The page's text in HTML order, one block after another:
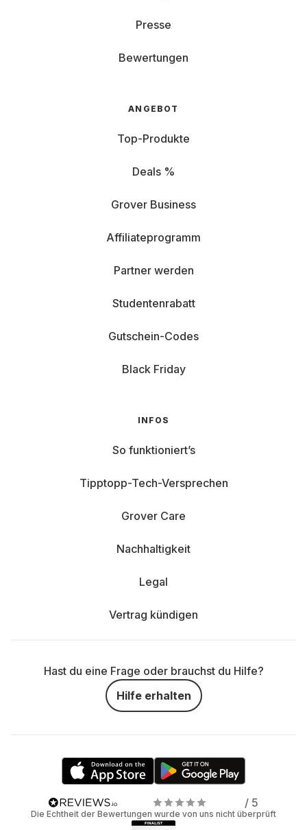
Presse
Bewertungen
ANGEBOT
Top-Produkte
Deals %
Grover Business
Affiliateprogramm
Partner werden
Studentenrabatt
Gutschein-Codes
Black Friday
INFOS
So funktioniert’s
Tipptopp-Tech-Versprechen
Grover Care
Nachhaltigkeit
Legal
Vertrag kündigen
Hast du eine Frage oder brauchst du Hilfe?
Hilfe erhalten
/ 5
Die Echtheit der Bewertungen wurde von uns nicht überprüft